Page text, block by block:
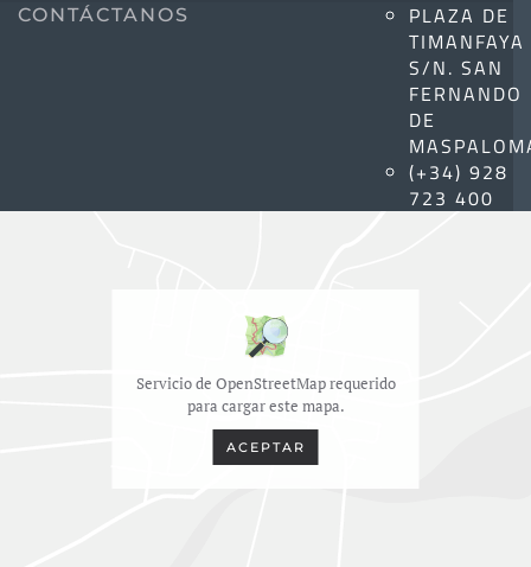
CONTÁCTANOS
PLAZA DE
TIMANFAYA
S/N. SAN
FERNANDO
DE
(+34) 928
723 400
Servicio de OpenStreetMap requerido
para cargar este mapa.
ACEPTAR